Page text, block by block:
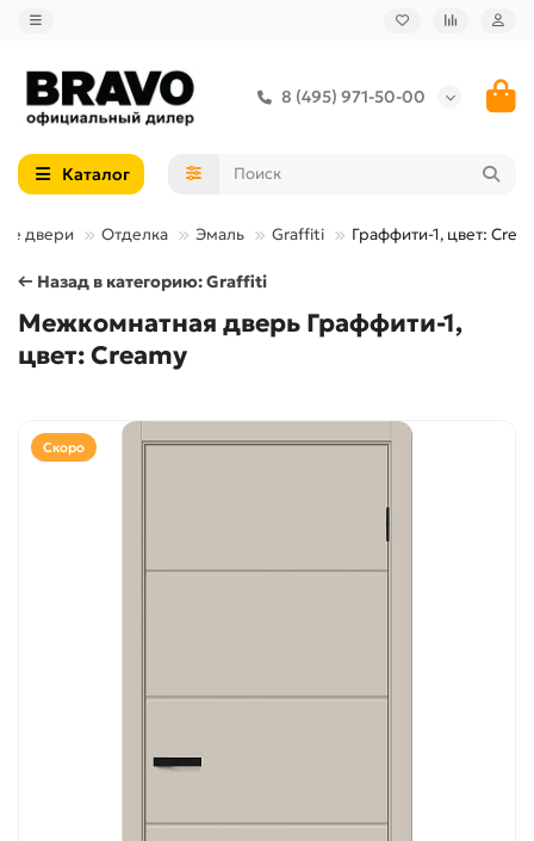
8 (495) 971-50-00
Каталог
двери Отделка Эмаль Graffiti Граффити-1, цвет:
← Назад в категорию: Graffiti
Межкомнатная дверь Граффити-1,
цвет: Creamy
Скоро